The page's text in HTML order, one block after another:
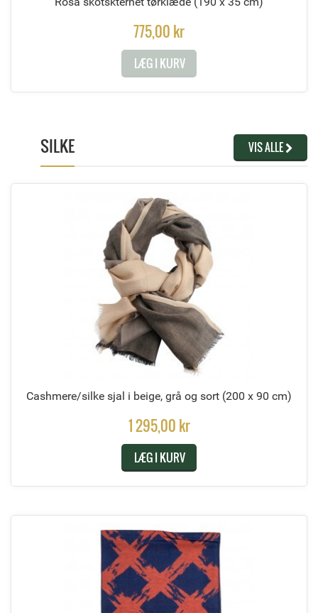
775,00 kr
LÆG I KURV
SILKE VIS ALLE
Cashmere/silke sjal i beige, grå og sort (200 x 90 cm)
1 295,00 kr
LÆG I KURV